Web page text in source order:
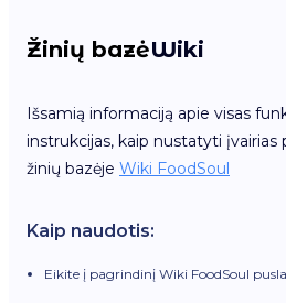
Žinių bazėWiki
Išsamią informaciją apie visas
instrukcijas, kaip nustatyti įvairias
žinių bazėje Wiki FoodSoul
Kaip naudotis:
Eikite į pagrindinį Wiki FoodSoul